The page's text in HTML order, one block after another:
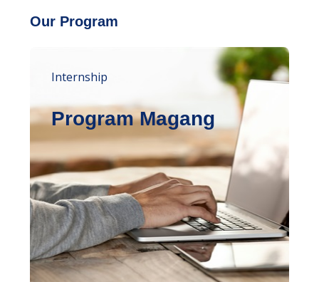
Our Program
Internship
Program Magang